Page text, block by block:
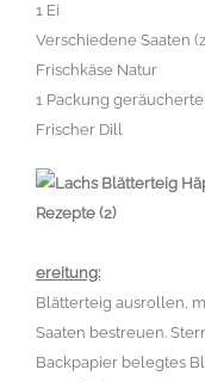
1 Ei
Verschiedene Saaten
Frischkäse Natur
1 Packung
Frischer Dill
ereitung:
Blätterteig ausrollen,
Saaten bestreuen.
Backpapier belegtes